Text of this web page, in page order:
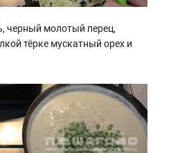
черный молотый перец,
тёрке мускатный орех и